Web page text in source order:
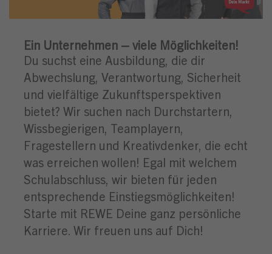
Ein Unternehmen – viele Möglichkeiten!
Du suchst eine Ausbildung, die dir
Abwechslung, Verantwortung, Sicherheit
und vielfältige Zukunftsperspektiven
bietet? Wir suchen nach Durchstartern,
Wissbegierigen, Teamplayern,
Fragestellern und Kreativdenker, die echt
was erreichen wollen! Egal mit welchem
Schulabschluss, wir bieten für jeden
entsprechende Einstiegsmöglichkeiten!
Starte mit REWE Deine ganz persönliche
Karriere. Wir freuen uns auf Dich!